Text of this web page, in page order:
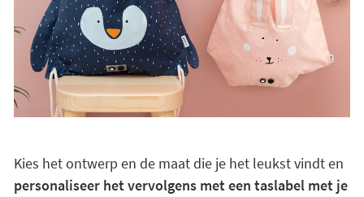
Kies het ontwerp en de maat die je het leukst vindt en
personaliseer het vervolgens met een taslabel met je